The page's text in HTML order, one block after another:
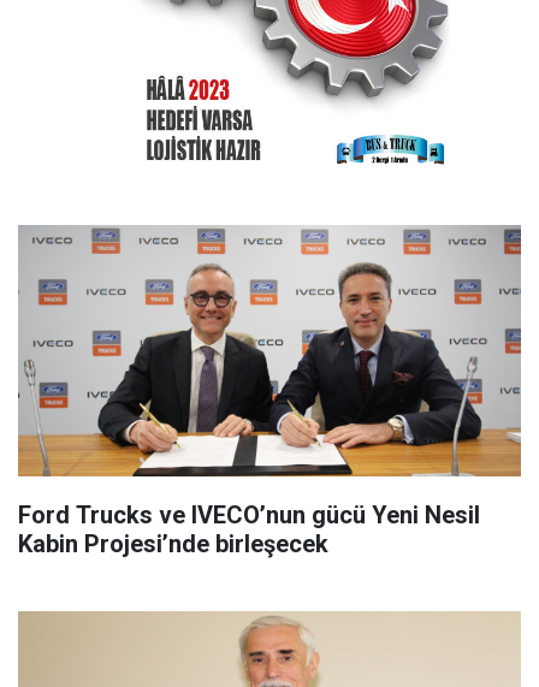
Ford Trucks ve IVECO’nun gücü Yeni Nesil
Kabin Projesi’nde birleşecek